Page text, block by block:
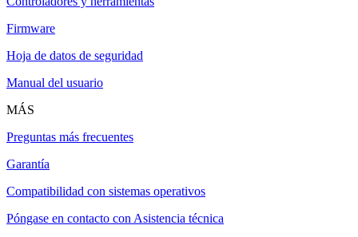
Firmware
Hoja de datos de seguridad
Manual del usuario
MÁS
Preguntas más frecuentes
Garantía
Compatibilidad con sistemas operativos
Póngase en contacto con Asistencia técnica